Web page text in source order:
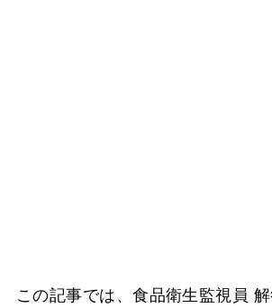
この記事では、食品衛生監視員